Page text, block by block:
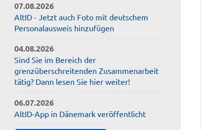
07.08.2026
AltID - Jetzt auch Foto mit deutschem
Personalausweis hinzufügen
04.08.2026
Sind Sie im Bereich der
grenzüberschreitenden Zusammenarbeit
tätig? Dann lesen Sie hier weiter!
06.07.2026
AltID-App in Dänemark veröffentlicht